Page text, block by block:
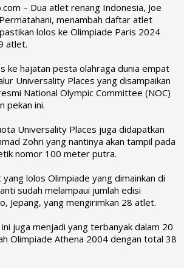
– Dua atlet renang Indonesia, Joe
menambah daftar atlet
lolos ke Olimpiade Paris 2024
atlet.
ke hajatan pesta olahraga dunia empat
Universality Places yang disampaikan
National Olympic Committee (NOC)
pekan ini.
Universality Places juga didapatkan
Zohri yang nantinya akan tampil pada
nomor 100 meter putra.
lolos Olimpiade yang dimainkan di
sudah melampaui jumlah edisi
Jepang, yang mengirimkan 28 atlet.
juga menjadi yang terbanyak dalam 20
Olimpiade Athena 2004 dengan total 38